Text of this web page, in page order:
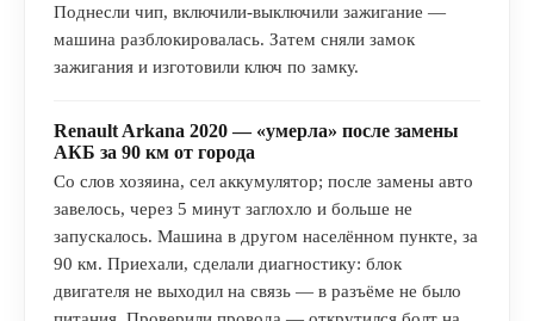
Поднесли чип, включили-выключили зажигание —
машина разблокировалась. Затем сняли замок
зажигания и изготовили ключ по замку.
Renault Arkana 2020 — «умерла» после замены
АКБ за 90 км от города
Со слов хозяина, сел аккумулятор; после замены авто
завелось, через 5 минут заглохло и больше не
запускалось. Машина в другом населённом пункте, за
90 км. Приехали, сделали диагностику: блок
двигателя не выходил на связь — в разъёме не было